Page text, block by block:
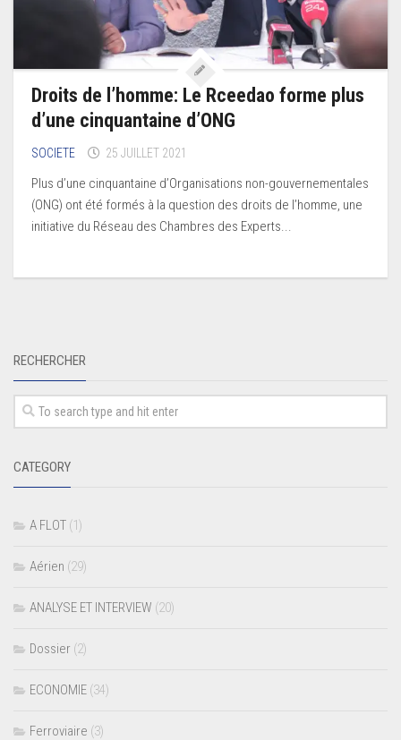
Droits de l’homme: Le Rceedao forme plus
d’une cinquantaine d’ONG
SOCIETE 25 JUILLET 2021
Plus d’une cinquantaine d’Organisations non-gouvernementales
(ONG) ont été formés à la question des droits de l’homme, une
initiative du Réseau des Chambres des Experts...
RECHERCHER
CATEGORY
A FLOT (1)
Aérien (29)
ANALYSE ET INTERVIEW (20)
Dossier (2)
ECONOMIE (34)
Ferroviaire (3)